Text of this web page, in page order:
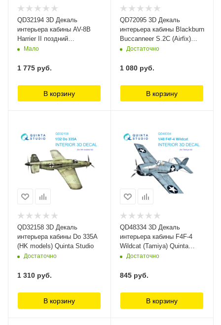
QD32194 3D Декаль
интерьера кабины AV-8B
Harrier II поздний
(Trumpeter) Quinta Studio
Мало
1 775 руб.
В корзину
QD72095 3D Декаль
интерьера кабины Blackburn
Buccanneer S.2C (Airfix)
Quinta Studio
Достаточно
1 080 руб.
В корзину
QD32158 3D Декаль
интерьера кабины Do 335A
(HK models) Quinta Studio
Достаточно
1 310 руб.
В корзину
QD48334 3D Декаль
интерьера кабины F4F-4
Wildcat (Tamiya) Quinta
Studio
Достаточно
845 руб.
В корзину